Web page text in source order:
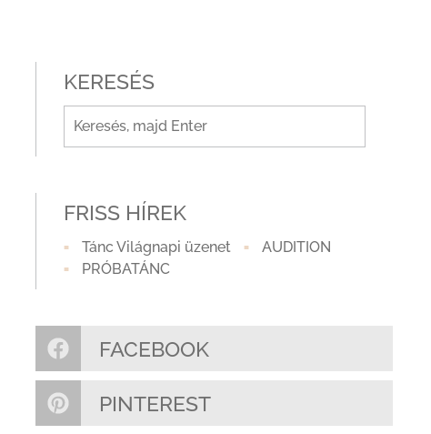
KERESÉS
FRISS HÍREK
Tánc Világnapi üzenet
AUDITION
PRÓBATÁNC
FACEBOOK
PINTEREST